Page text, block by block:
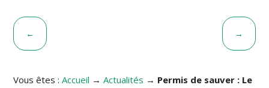
← →
Vous êtes :Accueil →Actualités → Permis de sauver : Le